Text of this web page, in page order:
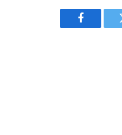
Facebook